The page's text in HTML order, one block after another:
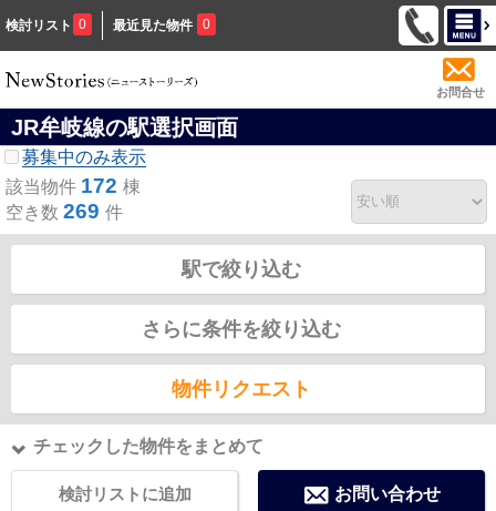
検討リスト 0 最近見た物件 0
お問合せ
JR牟岐線の駅選択画面
募集中のみ表示
該当物件 172 棟
空き数 269 件
駅で絞り込む
さらに条件を絞り込む
物件リクエスト
チェックした物件をまとめて
検討リストに追加 お問い合わせ